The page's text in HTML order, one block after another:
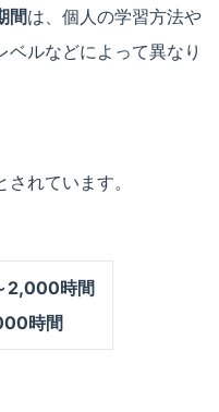
間は、個人の学習方法や
ルなどによって異なり
れています。
2,000時間
時間